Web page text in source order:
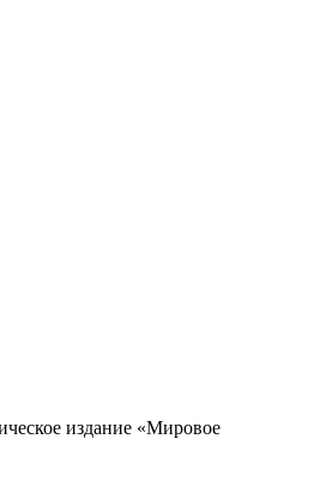
издание «Мировое